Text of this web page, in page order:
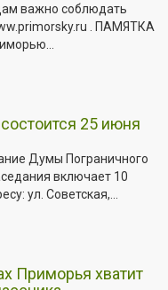
важно соблюдать
. ПАМЯТКА
25 июня
Думы Пограничного
включает 10
ул. Советская,...
Приморья хватит